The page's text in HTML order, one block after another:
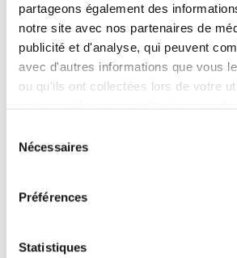
partageons également des
notre site avec nos partenaires de
publicité et d'analyse, qui peuvent
avec d'autres informations que vous
ou qu'ils ont collectées lors de votre
Nécessaires
Préférences
Statistiques